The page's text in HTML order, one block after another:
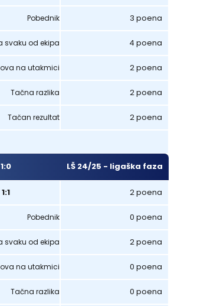
Pobednik 3 poena
svaku od ekipa 4 poena
na utakmici 2 poena
Tačna razlika 2 poena
Tačan rezultat 2 poena
1:0 LŠ 24/25 - ligaška faza
1:1 2 poena
Pobednik 0 poena
svaku od ekipa 2 poena
na utakmici 0 poena
Tačna razlika 0 poena